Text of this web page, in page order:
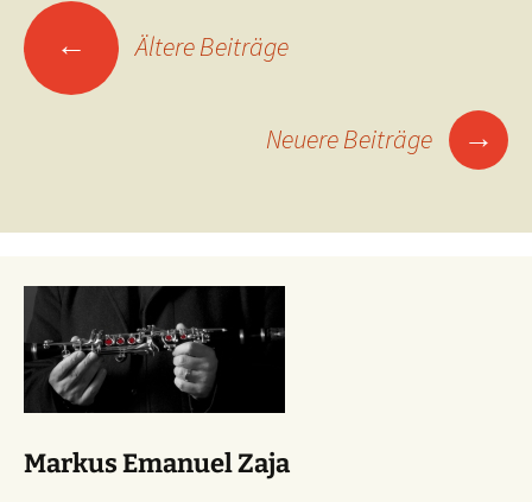
Beitragsnavigation
← Ältere Beiträge
Neuere Beiträge →
Markus Emanuel Zaja